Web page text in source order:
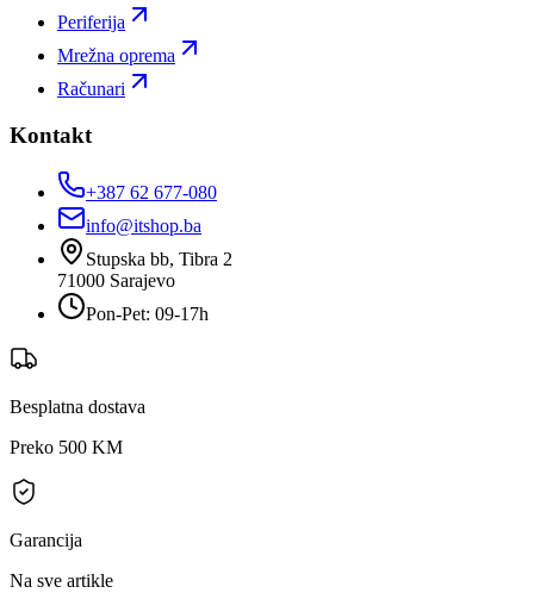
Periferija
Mrežna oprema
Računari
Kontakt
+387 62 677-080
info@itshop.ba
Stupska bb, Tibra 2
71000 Sarajevo
Pon-Pet: 09-17h
Besplatna dostava
Preko 500 KM
Garancija
Na sve artikle